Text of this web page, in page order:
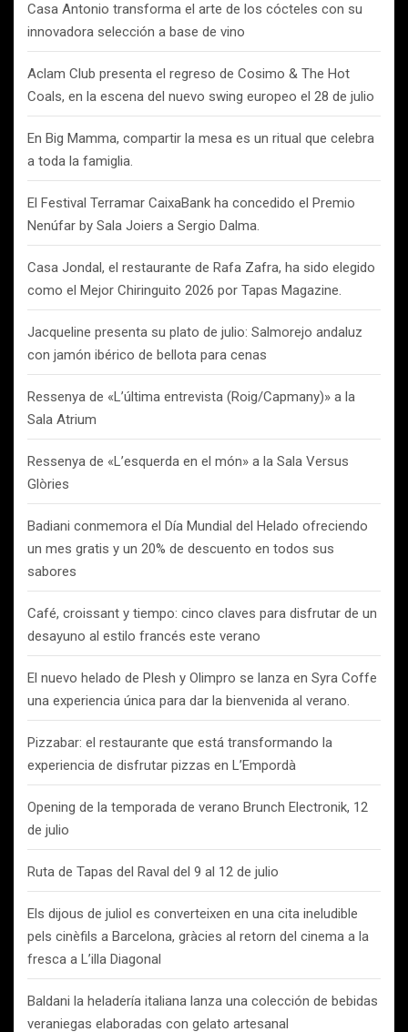
Casa Antonio transforma el arte de los cócteles con su
innovadora selección a base de vino
Aclam Club presenta el regreso de Cosimo & The Hot
Coals, en la escena del nuevo swing europeo el 28 de julio
En Big Mamma, compartir la mesa es un ritual que celebra
a toda la famiglia.
El Festival Terramar CaixaBank ha concedido el Premio
Nenúfar by Sala Joiers a Sergio Dalma.
Casa Jondal, el restaurante de Rafa Zafra, ha sido elegido
como el Mejor Chiringuito 2026 por Tapas Magazine.
Jacqueline presenta su plato de julio: Salmorejo andaluz
con jamón ibérico de bellota para cenas
Ressenya de «L’última entrevista (Roig/Capmany)» a la
Sala Atrium
Ressenya de «L’esquerda en el món» a la Sala Versus
Glòries
Badiani conmemora el Día Mundial del Helado ofreciendo
un mes gratis y un 20% de descuento en todos sus
sabores
Café, croissant y tiempo: cinco claves para disfrutar de un
desayuno al estilo francés este verano
El nuevo helado de Plesh y Olimpro se lanza en Syra Coffe
una experiencia única para dar la bienvenida al verano.
Pizzabar: el restaurante que está transformando la
experiencia de disfrutar pizzas en L’Empordà
Opening de la temporada de verano Brunch Electronik, 12
de julio
Ruta de Tapas del Raval del 9 al 12 de julio
Els dijous de juliol es converteixen en una cita ineludible
pels cinèfils a Barcelona, gràcies al retorn del cinema a la
fresca a L’illa Diagonal
Baldani la heladería italiana lanza una colección de bebidas
veraniegas elaboradas con gelato artesanal